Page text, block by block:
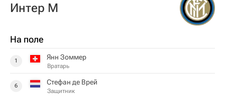
Интер М
На поле
1 Янн Зоммер
Вратарь
6 Стефан де Врей
Защитник